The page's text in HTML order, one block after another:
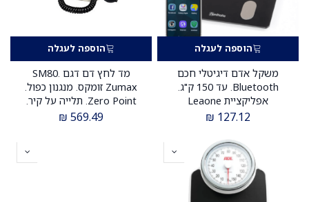
הוספה לעגלה
משקל אדם דיגיטלי חכם
Bluetooth. עד 150 ק"ג.
אפליקציית Leaone
לסמארטפון. מדידת משקל,
מים ועוד. ס.מדיק יבוא
127.12
₪
הוספה לעגלה
מד לחץ דם דגם SM80.
Zumax זומקס. מנגנון כפול.
Zero Point. תלייה על קיר.
ס.מדיק יבוא
569.49
₪